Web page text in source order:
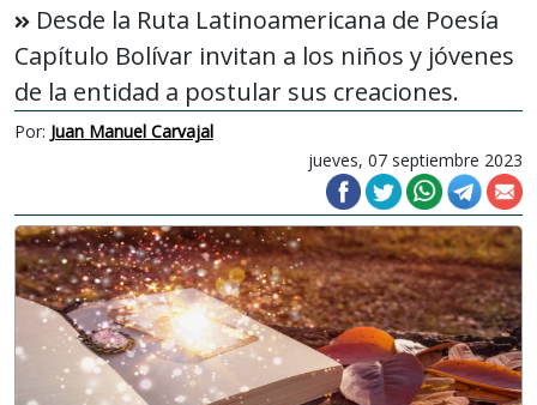
Desde la Ruta Latinoamericana de Poesía
Capítulo Bolívar invitan a los niños y jóvenes
de la entidad a postular sus creaciones.
Por: Juan Manuel Carvajal
jueves, 07 septiembre 2023